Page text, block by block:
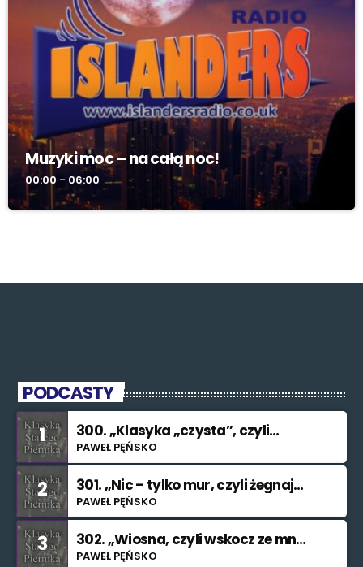
Muzyki moc – na całą noc!
00:00 - 06:00
PODCASTY
1
300. „Klasyka „czysta”, czyli
znowu nie świętuję”
PAWEŁ PĘŃSKO
2
301. „Nic – tylko mur, czyli żegnaj
smutku”
PAWEŁ PĘŃSKO
3
302. „Wiosna, czyli wskocz ze mną
do rzeki”
PAWEŁ PĘŃSKO